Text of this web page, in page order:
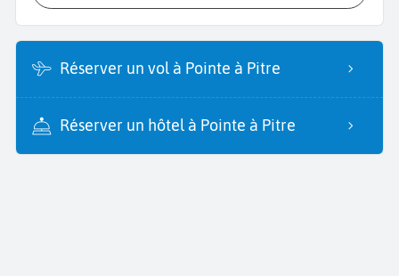
Réserver un vol à Pointe à Pitre
Réserver un hôtel à Pointe à Pitre